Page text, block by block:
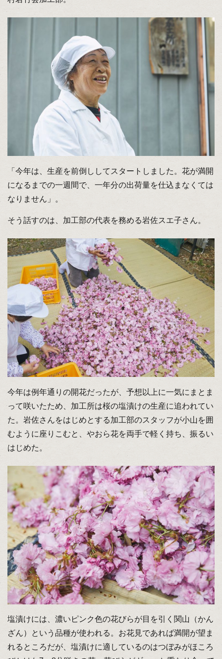
「今年は、生産を前倒ししてスタートしました。花が満開
になるまでの一週間で、一年分の出荷量を仕込まなくては
なりません」。
そう話すのは、加工部の代表を務める岩佐スエ子さん。
今年は例年通りの開花だったが、予想以上に一気にまとま
って咲いたため、加工所は桜の塩漬けの生産に追われてい
た。岩佐さんをはじめとする加工部のスタッフが小山を囲
むように座りこむと、やおら花を両手で軽く持ち、振るい
はじめた。
塩漬けには、濃いピンク色の花びらが目を引く関山（かん
ざん）という品種が使われる。お花見であれば満開が望ま
れるところだが、塩漬けに適しているのはつぼみがほころ